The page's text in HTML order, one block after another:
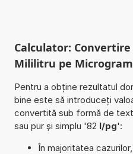
Calculator:
Mililitru pe
Pentru a obține rezultatul
bine este să introduceți
convertită sub formă de
sau pur și simplu '82 l/pg':
În majoritatea